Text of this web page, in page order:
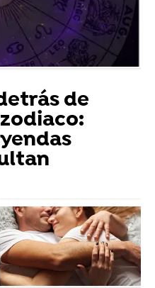
de